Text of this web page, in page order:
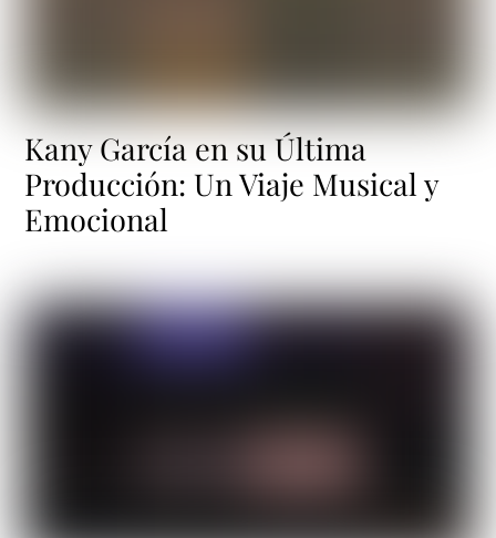
Kany García en su Última
Producción: Un Viaje Musical y
Emocional